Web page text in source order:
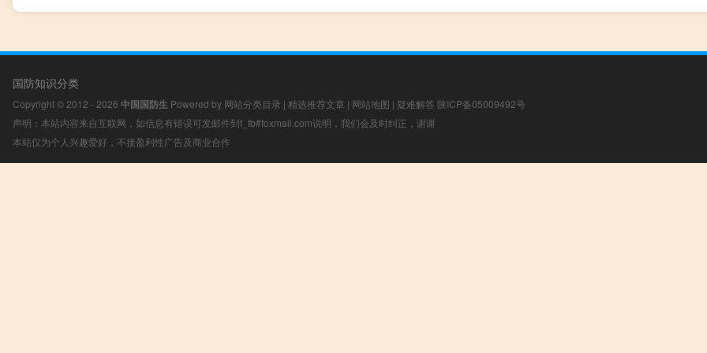
国防知识分类
Copyright © 2012 - 2026 中国国防生 Powered by 网站分类目录 | 精选推荐文章 | 网站地图 | 疑难解答 陕ICP备05009492号
声明：本站内容来自互联网，如信息有错误可发邮件到f_fb#foxmail.com说明，我们会及时纠正，谢谢
本站仅为个人兴趣爱好，不接盈利性广告及商业合作